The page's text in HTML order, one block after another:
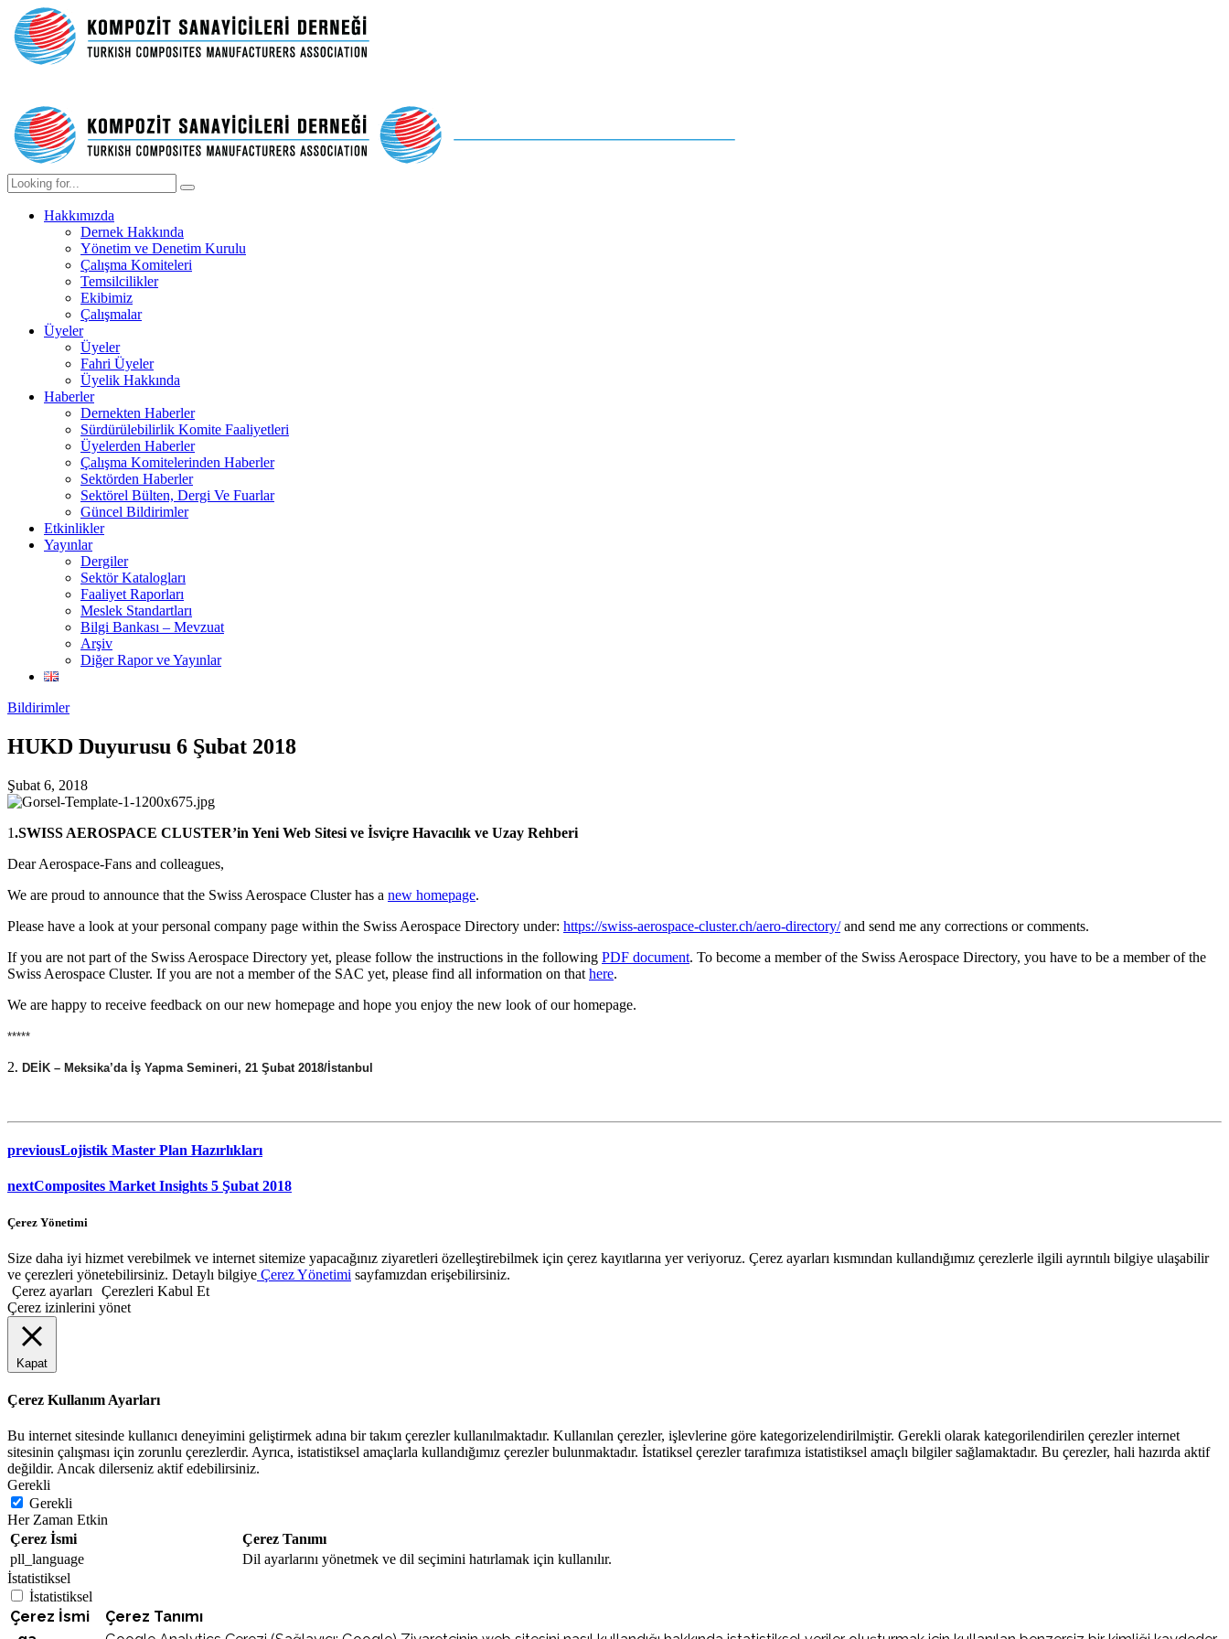
Hakkımızda
Dernek Hakkında
Yönetim ve Denetim Kurulu
Çalışma Komiteleri
Temsilcilikler
Ekibimiz
Çalışmalar
Üyeler
Üyeler
Fahri Üyeler
Üyelik Hakkında
Haberler
Dernekten Haberler
Sürdürülebilirlik Komite Faaliyetleri
Üyelerden Haberler
Çalışma Komitelerinden Haberler
Sektörden Haberler
Sektörel Bülten, Dergi Ve Fuarlar
Güncel Bildirimler
Etkinlikler
Yayınlar
Dergiler
Sektör Katalogları
Faaliyet Raporları
Meslek Standartları
Bilgi Bankası – Mevzuat
Arşiv
Diğer Rapor ve Yayınlar
Bildirimler
HUKD Duyurusu 6 Şubat 2018
Şubat 6, 2018
1.SWISS AEROSPACE CLUSTER’in Yeni Web Sitesi ve İsviçre Havacılık ve Uzay Rehberi
Dear Aerospace-Fans and colleagues,
We are proud to announce that the Swiss Aerospace Cluster has a new homepage.
Please have a look at your personal company page within the Swiss Aerospace Directory under: https://swiss-aerospace-cluster.ch/aero-directory/and send me any corrections or comments.
If you are not part of the Swiss Aerospace Directory yet, please follow the instructions in the following PDF document. To become a member of the Swiss Aerospace Directory, you have to be a member of the
Swiss Aerospace Cluster. If you are not a member of the SAC yet, please find all information on that here.
We are happy to receive feedback on our new homepage and hope you enjoy the new look of our homepage.
*****
2. DEİK – Meksika’da İş Yapma Semineri, 21 Şubat 2018/İstanbul
previousLojistik Master Plan Hazırlıkları
nextComposites Market Insights 5 Şubat 2018
Çerez Yönetimi
Size daha iyi hizmet verebilmek ve internet sitemize yapacağınız ziyaretleri özelleştirebilmek için çerez kayıtlarına yer veriyoruz. Çerez ayarları kısmından kullandığımız çerezlerle ilgili ayrıntılı bilgiye ulaşabilir
ve çerezleri yönetebilirsiniz. Detaylı bilgiye Çerez Yönetimi sayfamızdan erişebilirsiniz.
Çerez ayarları
Çerezleri Kabul Et
Çerez izinlerini yönet
Kapat
Çerez Kullanım Ayarları
Bu internet sitesinde kullanıcı deneyimini geliştirmek adına bir takım çerezler kullanılmaktadır. Kullanılan çerezler, işlevlerine göre kategorizelendirilmiştir. Gerekli olarak kategorilendirilen çerezler internet
sitesinin çalışması için zorunlu çerezlerdir. Ayrıca, istatistiksel amaçlarla kullandığımız çerezler bulunmaktadır. İstatiksel çerezler tarafımıza istatistiksel amaçlı bilgiler sağlamaktadır. Bu çerezler, hali hazırda aktif
değildir. Ancak dilerseniz aktif edebilirsiniz.
Gerekli
Gerekli
Her Zaman Etkin
Çerez İsmi
Çerez Tanımı
pll_language
Dil ayarlarını yönetmek ve dil seçimini hatırlamak için kullanılır.
İstatistiksel
İstatistiksel
Çerez İsmi
Çerez Tanımı